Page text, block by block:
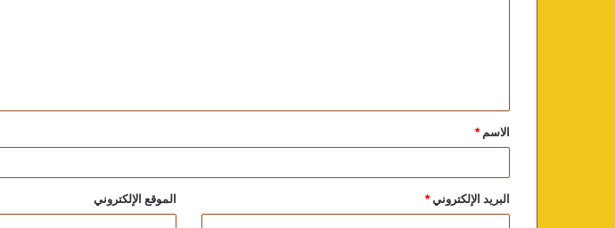
الاسم*
البريد الإلكتروني* الموقع الإلكتروني